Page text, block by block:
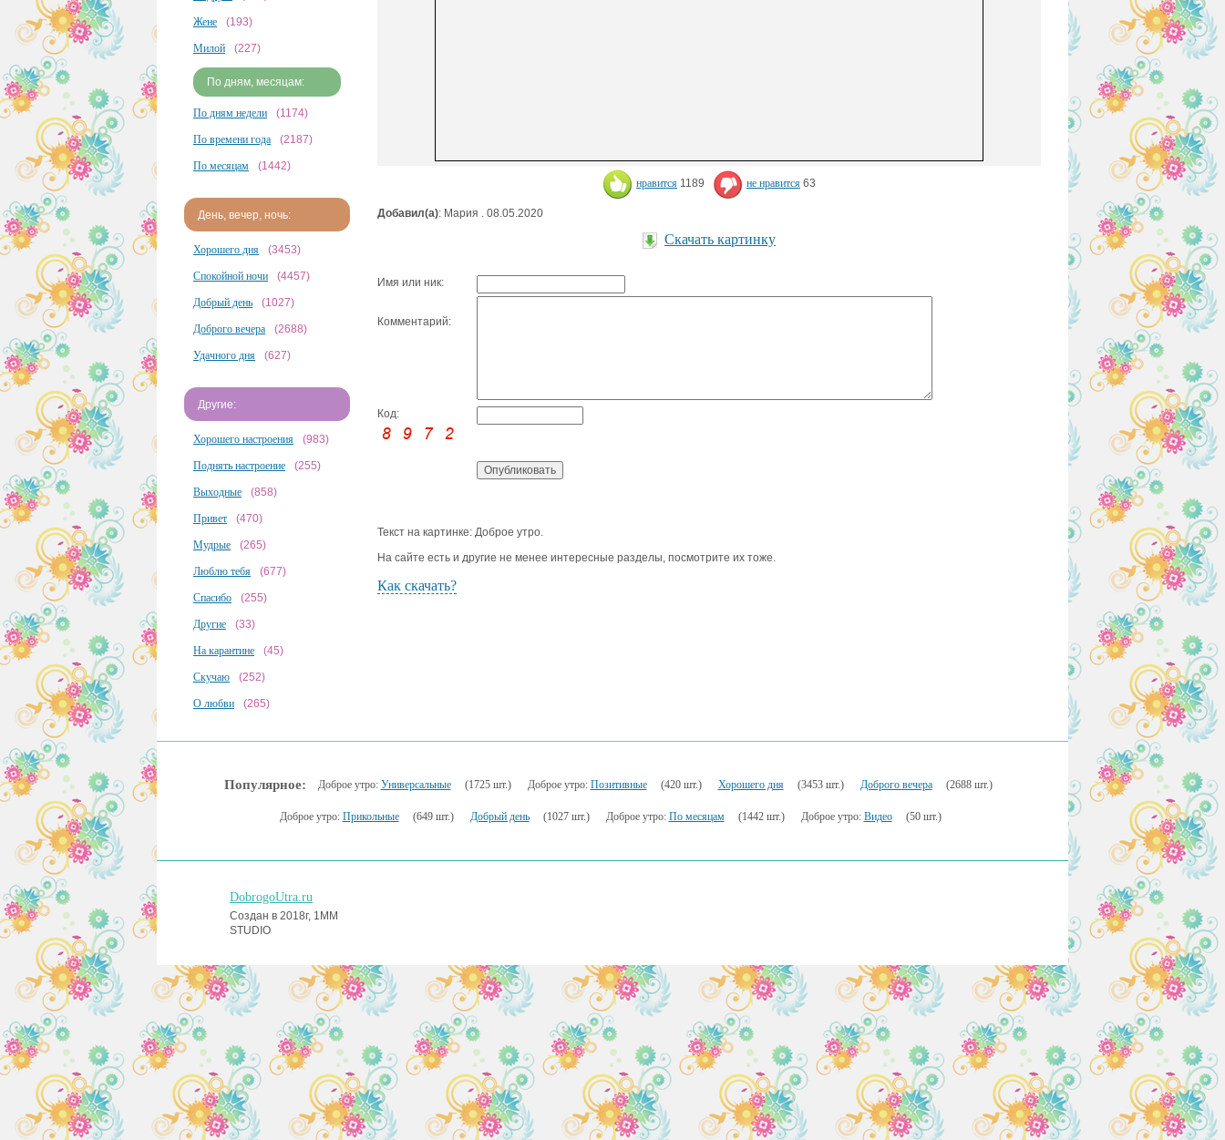
Жене (193)
Милой (227)
По дням, месяцам:
По дням недели (1174)
По времени года (2187)
По месяцам (1442)
День, вечер, ночь:
Хорошего дня (3453)
Спокойной ночи (4457)
Добрый день (1027)
Доброго вечера (2688)
Удачного дня (627)
Другие:
Хорошего настроения (983)
Поднять настроение (255)
Выходные (858)
Привет (470)
Мудрые (265)
Люблю тебя (677)
Спасибо (255)
Другие (33)
На карантине (45)
Скучаю (252)
О любви (265)
нравится 1189 не нравится 63
Добавил(а): Мария . 08.05.2020
Скачать картинку
Имя или ник:
Комментарий:
Код:
Текст на картинке: Доброе утро.
На сайте есть и другие не менее интересные разделы, посмотрите их тоже.
Как скачать?
Популярное: Доброе утро: Универсальные (1725 шт.) Доброе утро: Позитивные (420 шт.) Хорошего дня (3453 шт.) Доброго вечера (2688 шт.)
Доброе утро: Прикольные (649 шт.) Добрый день (1027 шт.) Доброе утро: По месяцам (1442 шт.) Доброе утро: Видео (50 шт.)
DobrogoUtra.ru
Создан в 2018г, 1MM
STUDIO